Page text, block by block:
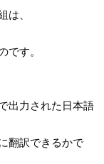
は、
です。
出力された日本語
翻訳できるかで